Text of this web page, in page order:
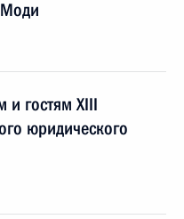
и гостям ХIII
юридического